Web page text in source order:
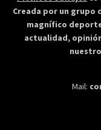
Creada por un grupo
magnífico
actualidad,
Mail: